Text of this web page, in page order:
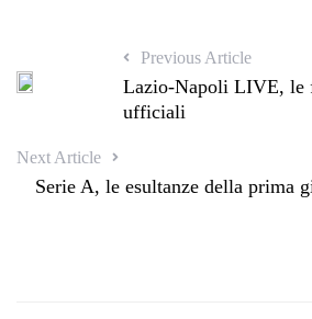
Previous Article
Lazio-Napoli LIVE, le
ufficiali
Next Article
Serie A, le esultanze della prima